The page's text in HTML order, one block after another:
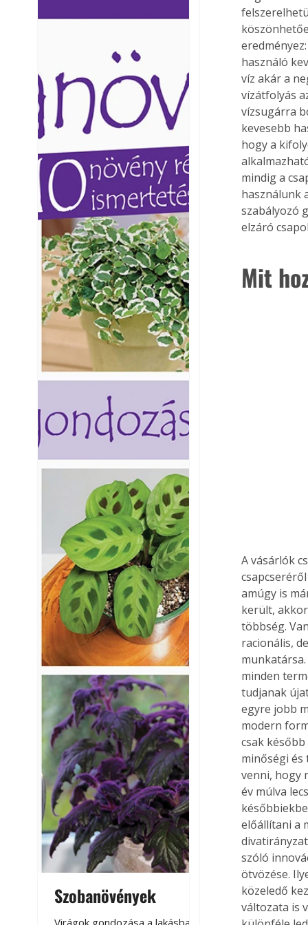
Ezermester
Laptapir kényelmes
mert: – t
Szobanövények
Virágoskert:
teraszon,
használó
víz akár a
vízátfolyás
vízsugárra
kevesebb
hogy a
mindig a
használunk
szabályozó
elzáró
Mit
A vásárlók
amúgy is
került,
többség.
racionális,
minden
tudjanak
egyre jobb
modern
csak
minőségi
venni, hogy
év múlva
előállítani a
szóló
ötvözése.
közeledő
változata is